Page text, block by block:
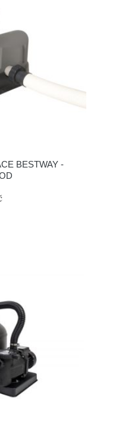
BESTWAY -